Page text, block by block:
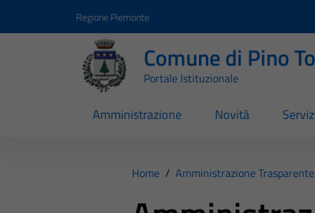
Regione Piemonte
Comune di Pino
Portale Istituzionale
Amministrazione Novità
Home / Amministrazione Trasparente